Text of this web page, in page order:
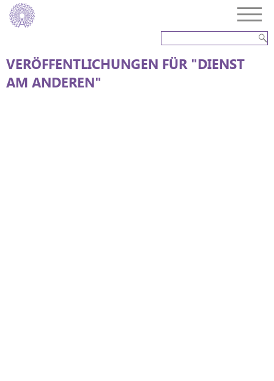
VERÖFFENTLICHUNGEN FÜR "DIENST
AM ANDEREN"